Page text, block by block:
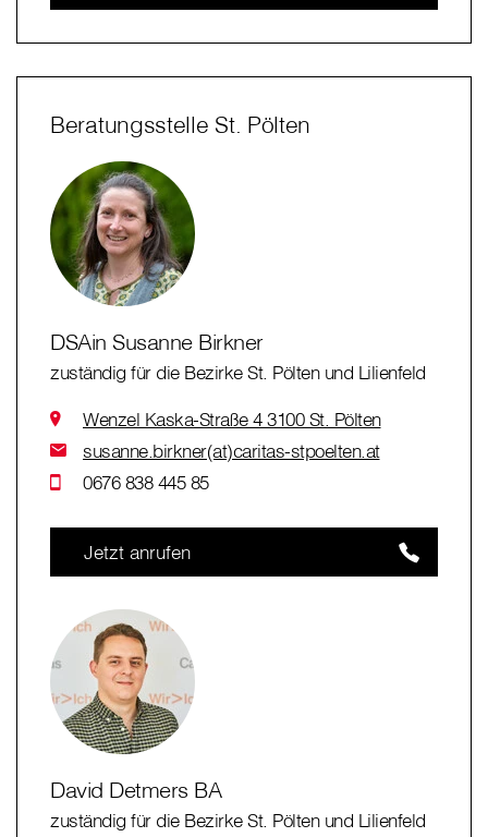
Beratungsstelle St. Pölten
DSAin Susanne Birkner
zuständig für die Bezirke St. Pölten und Lilienfeld
Wenzel Kaska-Straße 4 3100 St. Pölten
susanne.birkner(at)caritas-stpoelten.at
0676 838 445 85
Jetzt anrufen
David Detmers BA
zuständig für die Bezirke St. Pölten und Lilienfeld